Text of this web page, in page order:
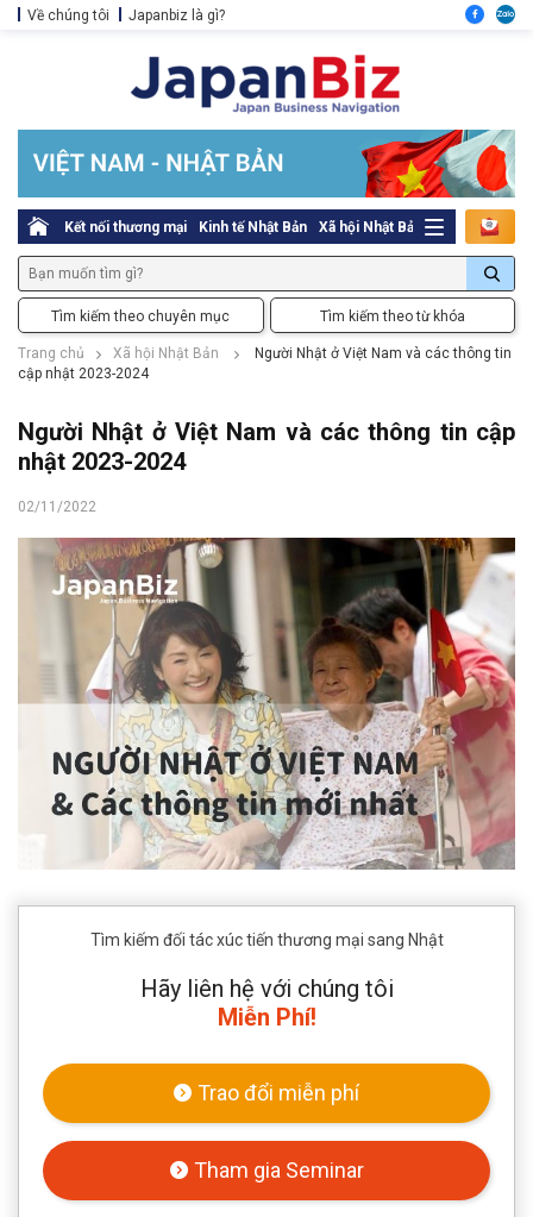
Về chúng tôi Japanbiz là gì?
Kết nối thương mại Kinh tế Nhật Bản Xã hội Nhật Bản Thủ tục pháp
Tìm kiếm theo chuyên mục Tìm kiếm theo từ khóa
Trang chủ Xã hội Nhật Bản
Người Nhật ở Việt Nam và các thông tin
cập nhật 2023-2024
Người Nhật ở Việt Nam và các thông tin cập
nhật 2023-2024
02/11/2022
Tìm kiếm đối tác xúc tiến thương mại sang Nhật
Hãy liên hệ với chúng tôi
Miễn Phí!
Trao đổi miễn phí
Tham gia Seminar